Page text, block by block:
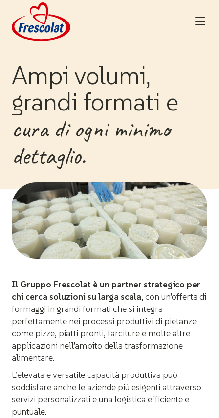
content
Ampi volumi,
grandi formati e
cura di ogni minimo
dettaglio.
Il Gruppo Frescolat è un partner strategico per
chi cerca soluzioni su larga scala, con un’offerta di
formaggi in grandi formati che si integra
perfettamente nei processi produttivi di pietanze
come pizze, piatti pronti, farciture e molte altre
applicazioni nell’ambito della trasformazione
alimentare.
L’elevata e versatile capacità produttiva può
soddisfare anche le aziende più esigenti attraverso
servizi personalizzati e una logistica efficiente e
puntuale.